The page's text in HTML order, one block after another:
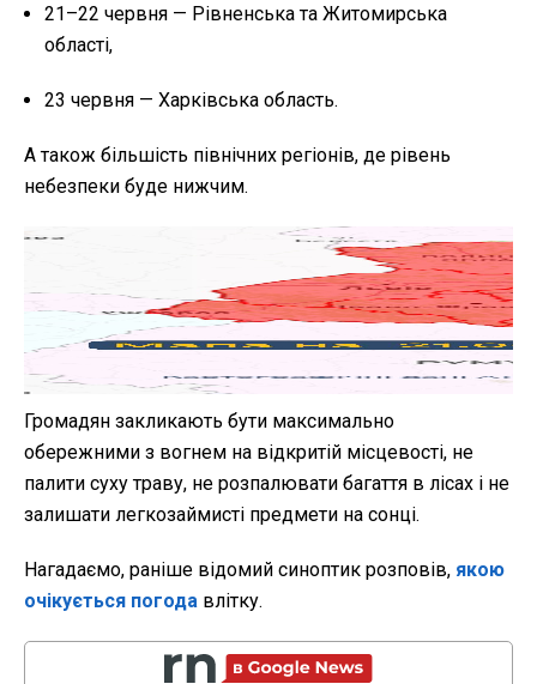
21–22 червня — Рівненська та Житомирська
області,
23 червня — Харківська область.
А також більшість північних регіонів, де рівень
небезпеки буде нижчим.
Громадян закликають бути максимально
обережними з вогнем на відкритій місцевості, не
палити суху траву, не розпалювати багаття в лісах і не
залишати легкозаймисті предмети на сонці.
Нагадаємо, раніше відомий синоптик розповів, якою
очікується погода влітку.